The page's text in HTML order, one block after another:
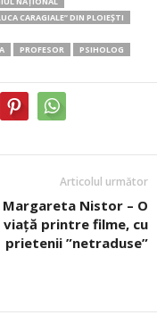
CARAGIALE’’ DIN PLOIEȘTI
PROFESOR
PSIHOLOG
Articolul următor
Margareta Nistor – O
viață printre filme, cu
prietenii ”netraduse”